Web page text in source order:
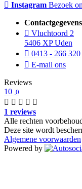
Instagram Bezoek
Contactgegevens
Vluchtoord 2
5406 XP Uden
0413 - 266 320
E-mail ons
Reviews
10 ,0
1 reviews
Alle rechten
Deze site wordt
Algemene voorwaarden
Powered by